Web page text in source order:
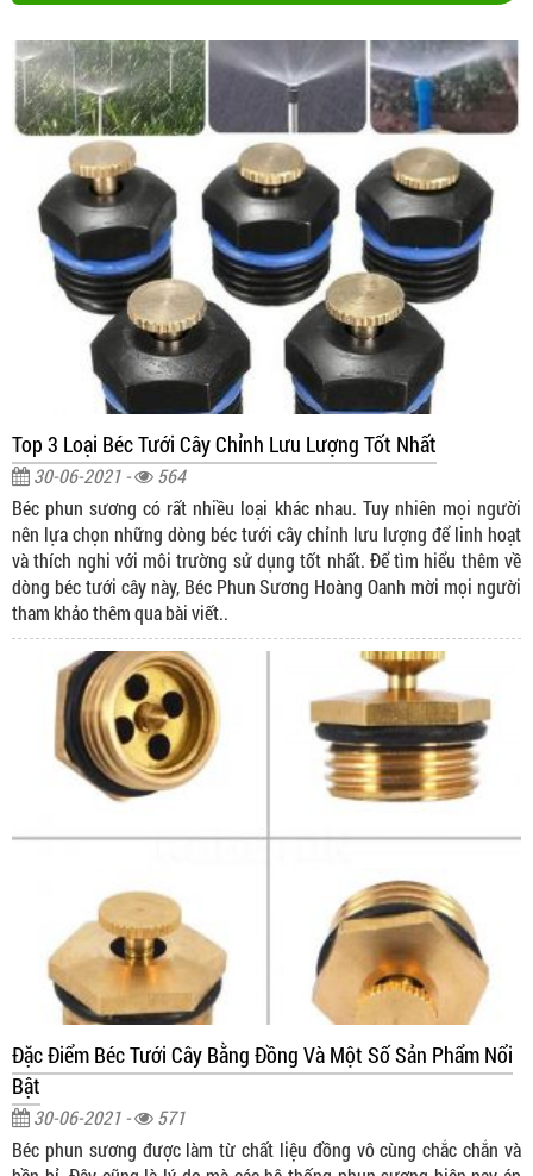
Top 3 Loại Béc Tưới Cây Chỉnh Lưu Lượng Tốt Nhất
30-06-2021 -
564
Béc phun sương có rất nhiều loại khác nhau. Tuy nhiên mọi người
nên lựa chọn những dòng béc tưới cây chỉnh lưu lượng để linh hoạt
và thích nghi với môi trường sử dụng tốt nhất. Để tìm hiểu thêm về
dòng béc tưới cây này, Béc Phun Sương Hoàng Oanh mời mọi người
tham khảo thêm qua bài viết..
Đặc Điểm Béc Tưới Cây Bằng Đồng Và Một Số Sản Phẩm Nổi
Bật
30-06-2021 -
571
Béc phun sương được làm từ chất liệu đồng vô cùng chắc chắn và